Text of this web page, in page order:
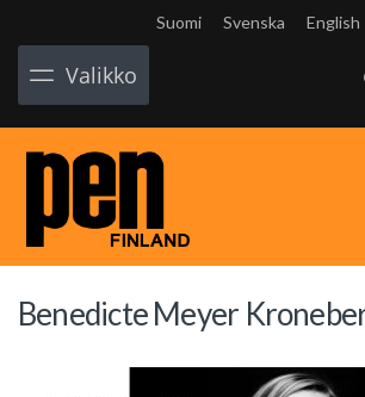
Suomi Svenska English
Valikko
Benedicte Meyer